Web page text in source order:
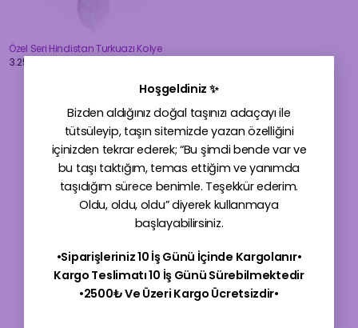
Hoşgeldiniz ✨
Bizden aldığınız doğal taşınızı adaçayı ile
tütsüleyip, taşın sitemizde yazan özelliğini
içinizden tekrar ederek; “Bu şimdi bende var ve
bu taşı taktığım, temas ettiğim ve yanımda
taşıdığım sürece benimle. Teşekkür ederim.
Oldu, oldu, oldu” diyerek kullanmaya
başlayabilirsiniz.
•Siparişleriniz 10 İş Günü İçinde Kargolanır•
Kargo Teslimatı 10 İş Günü Sürebilmektedir
•2500₺ Ve Üzeri Kargo Ücretsizdir•
Özel Seri Hindistan Turkuazı Kolye
3.250,00
256 Bit SSL İle Online Alışverişte Güvendesiniz